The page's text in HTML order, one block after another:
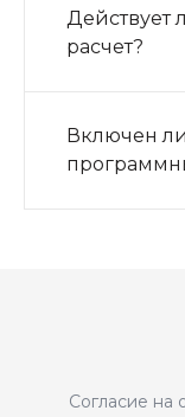
Действует
расчет?
Включен
Согласие на